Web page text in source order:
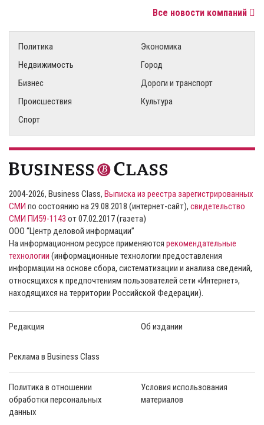
Все новости компаний
Политика
Экономика
Недвижимость
Город
Бизнес
Дороги и транспорт
Происшествия
Культура
Спорт
2004-2026, Business Class, Выписка из реестра зарегистрированных
СМИ по состоянию на 29.08.2018 (интернет-сайт), свидетельство
СМИ ПИ59-1143 от 07.02.2017 (газета)
ООО “Центр деловой информации”
На информационном ресурсе применяются рекомендательные
технологии (информационные технологии предоставления
информации на основе сбора, систематизации и анализа сведений,
относящихся к предпочтениям пользователей сети «Интернет»,
находящихся на территории Российской Федерации).
Редакция Об издании
Реклама в Business Class
Политика в отношении
обработки персональных
данных
Условия использования
материалов